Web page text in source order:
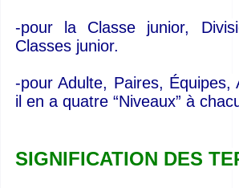
-pour la Classe junior,
Classes junior.
-pour Adulte, Paires, Équipes,
il en a quatre “Niveaux” à
SIGNIFICATION DES